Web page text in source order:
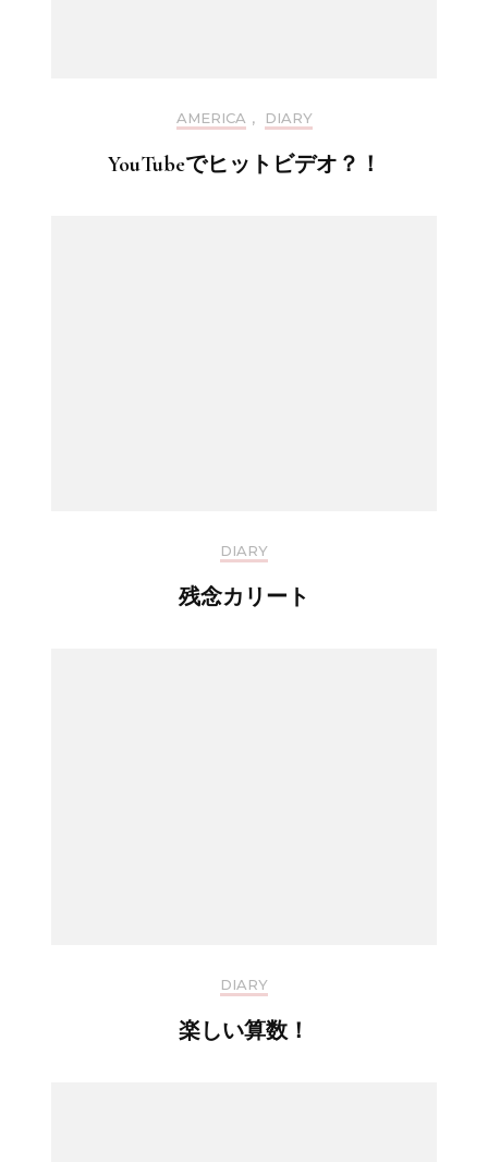
AMERICA , DIARY
YouTubeでヒットビデオ？！
DIARY
残念カリート
DIARY
楽しい算数！